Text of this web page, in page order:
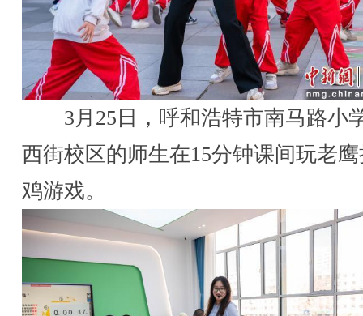
3月25日，呼和浩特市南马路小
西街校区的师生在15分钟课间玩老
鸡游戏。